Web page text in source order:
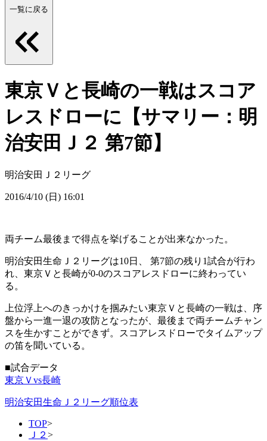
一覧に戻る
東京Ｖと長崎の一戦はスコア
レスドローに【サマリー：明
治安田Ｊ２ 第7節】
明治安田Ｊ２リーグ
2016/4/10 (日) 16:01
両チーム最後まで得点を挙げることが出来なかった。
明治安田生命Ｊ２リーグは10日、 第7節の残り1試合が行わ
れ、東京Ｖと長崎が0-0のスコアレスドローに終わってい
る。
上位浮上へのきっかけを掴みたい東京Ｖと長崎の一戦は、序
盤から一進一退の攻防となったが、最後まで両チームチャン
スを生かすことができず。スコアレスドローでタイムアップ
の笛を聞いている。
■試合データ
東京Ｖvs長崎
明治安田生命Ｊ２リーグ順位表
TOP>
Ｊ２ >